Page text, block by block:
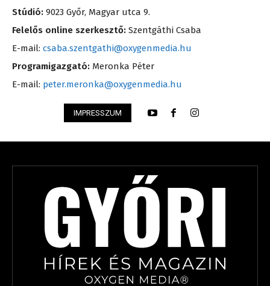
Stúdió: 9023 Győr, Magyar utca 9.
Felelős online szerkesztő: Szentgáthi Csaba
E-mail: csaba.szentgathi@oxygenmedia.hu
Programigazgató: Meronka Péter
E-mail: peter.meronka@oxygenmedia.hu
IMPRESSZUM